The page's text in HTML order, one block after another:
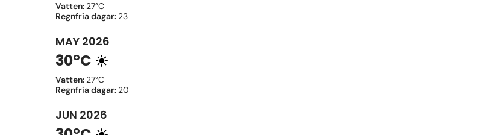
Vatten: 27°C
Regnfria dagar: 23
MAY 2026
30°C
Vatten: 27°C
Regnfria dagar: 20
JUN 2026